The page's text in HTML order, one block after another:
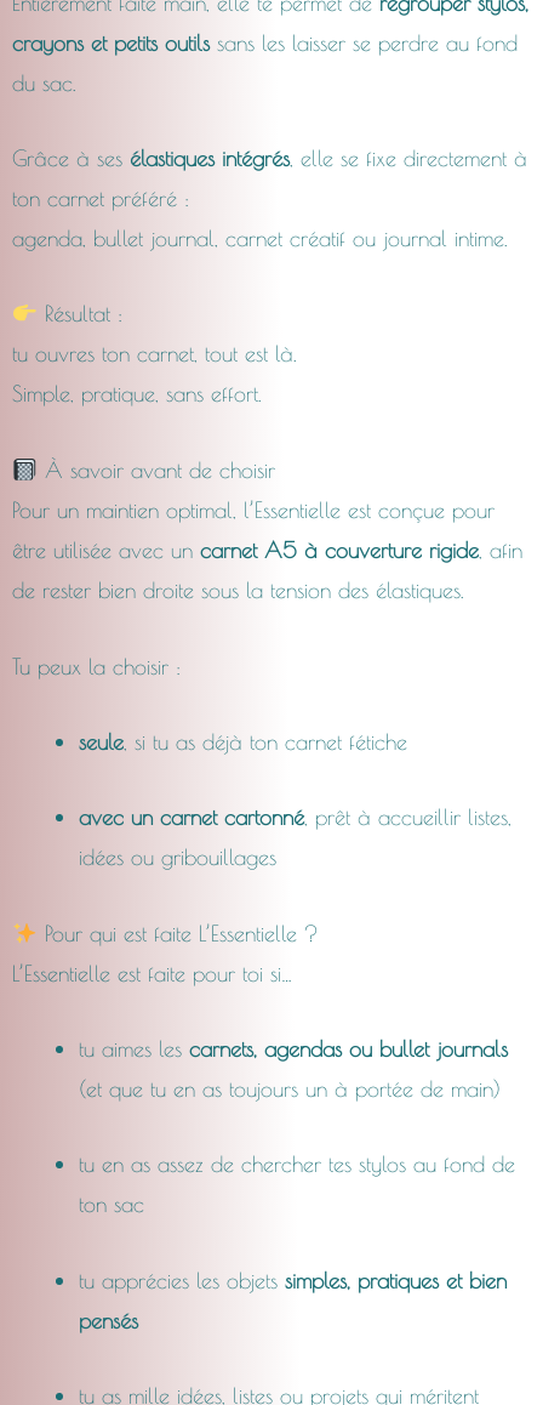
crayons et petits outilssans les laisser se perdre au fond
du sac.
Grâce à ses élastiques intégrés, elle se fixe directement à
ton carnet préféré :
agenda, bullet journal, carnet créatif ou journal intime.
Résultat :
tu ouvres ton carnet, tout est là.
Simple, pratique, sans effort.
À savoir avant de choisir
Pour un maintien optimal, l’Essentielle est conçue pour
être utilisée avec un carnet A5 à couverture rigide , afin
de rester bien droite sous la tension des élastiques.
Tu peux la choisir :
seule, si tu as déjà ton carnet fétiche
avec un carnet cartonné, prêt à accueillir listes,
idées ou gribouillages
Pour qui est faite L’Essentielle ?
L’Essentielle est faite pour toi si…
tu aimes les carnets, agendas ou bullet journals
(et que tu en as toujours un à portée de main)
tu en as assez de chercher tes stylos au fond de
ton sac
tu apprécies les objets simples, pratiques et bien
pensés
tu as mille idées, listes ou projets qui méritent